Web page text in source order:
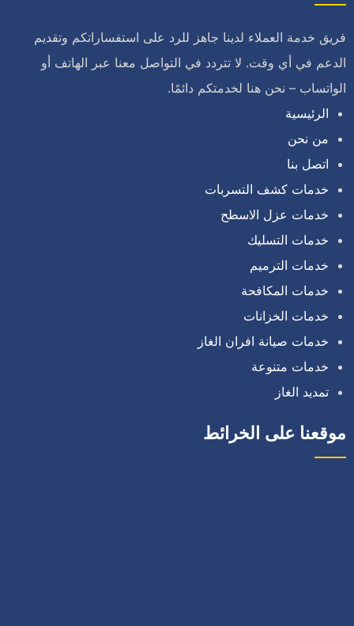
فريق خدمة العملاء لدينا جاهز للرد على استفساراتكم وتقديم
الدعم في أي وقت. لا تتردد في التواصل معنا عبر الهاتف أو
الواتساب – نحن هنا لخدمتكم دائمًا.
الرئيسية
من نحن
اتصل بنا
خدمات كشف التسربات
خدمات عزل الاسطح
خدمات التسليك
خدمات الترميم
خدمات المكافحة
خدمات الخزانات
خدمات صيانة افران الغاز
خدمات متنوعة
تمديد الغاز
موقعنا على الخرائط